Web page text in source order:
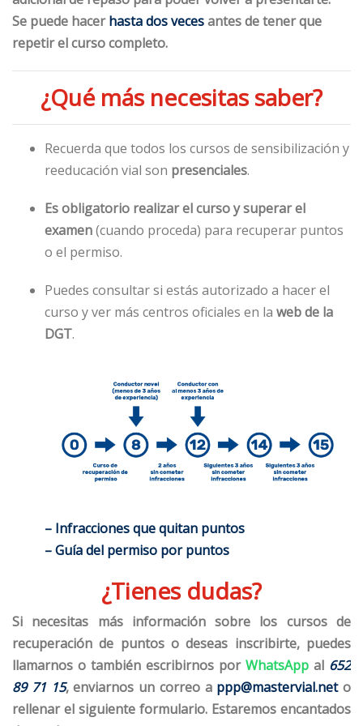
Se puede hacerhasta dos vecesantes de tener que
repetir el curso completo.
¿Qué más necesitas saber?
Recuerda que todos los cursos de sensibilización y
reeducación vial son presenciales.
Es obligatorio realizar el curso y superar el
examen(cuando proceda) para recuperar puntos
o el permiso.
Puedes consultar si estás autorizado a hacer el
curso y ver más centros oficiales en la web de la
DGT.
– Infracciones que quitan puntos
– Guía del permiso por puntos
¿Tienes dudas?
Si necesitas más información sobre los cursos de
recuperación de puntos o deseas inscribirte, puedes
llamarnos o también escribirnos por WhatsApp al 652
89 71 15, enviarnos un correo a ppp@mastervial.neto
rellenar el siguiente formulario. Estaremos encantados